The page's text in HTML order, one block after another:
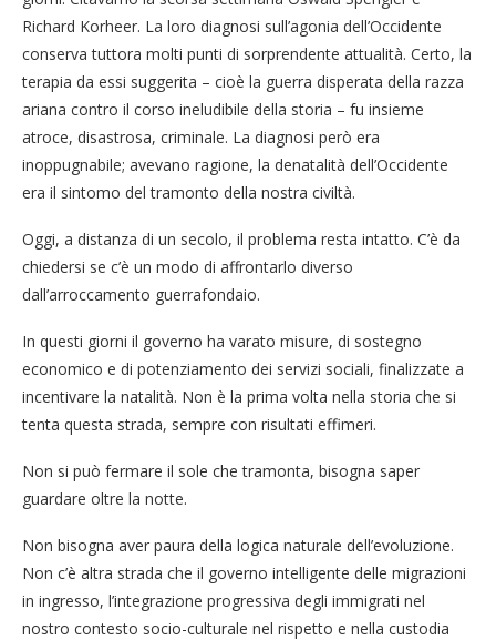
Richard Korheer. La loro diagnosi sull’agonia dell’Occidente
conserva tuttora molti punti di sorprendente attualità. Certo, la
terapia da essi suggerita – cioè la guerra disperata della razza
ariana contro il corso ineludibile della storia – fu insieme
atroce, disastrosa, criminale. La diagnosi però era
inoppugnabile; avevano ragione, la denatalità dell’Occidente
era il sintomo del tramonto della nostra civiltà.
Oggi, a distanza di un secolo, il problema resta intatto. C’è da
chiedersi se c’è un modo di affrontarlo diverso
dall’arroccamento guerrafondaio.
In questi giorni il governo ha varato misure, di sostegno
economico e di potenziamento dei servizi sociali, finalizzate a
incentivare la natalità. Non è la prima volta nella storia che si
tenta questa strada, sempre con risultati effimeri.
Non si può fermare il sole che tramonta, bisogna saper
guardare oltre la notte.
Non bisogna aver paura della logica naturale dell’evoluzione.
Non c’è altra strada che il governo intelligente delle migrazioni
in ingresso, l’integrazione progressiva degli immigrati nel
nostro contesto socio-culturale nel rispetto e nella custodia